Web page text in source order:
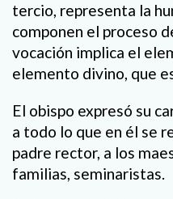
tercio, representa la
componen el proceso
vocación implica el
elemento divino, que
El obispo expresó su
a todo lo que en él se
padre rector, a los
familias, seminaristas.